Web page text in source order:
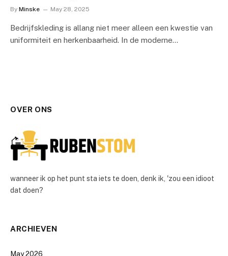
By Minske May 28, 2025
Bedrijfskleding is allang niet meer alleen een kwestie van
uniformiteit en herkenbaarheid. In de moderne…
OVER ONS
wanneer ik op het punt sta iets te doen, denk ik, 'zou een idioot
dat doen?
ARCHIEVEN
May 2026